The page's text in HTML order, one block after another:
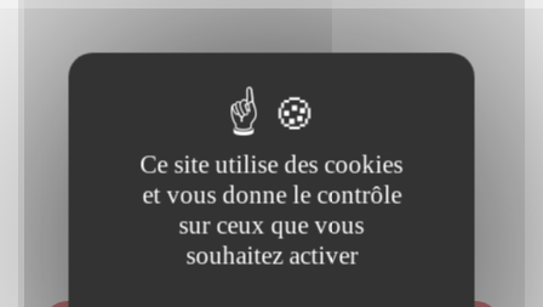
Ce site utilise des cookies
et vous donne le contrôle
sur ceux que vous
souhaitez activer